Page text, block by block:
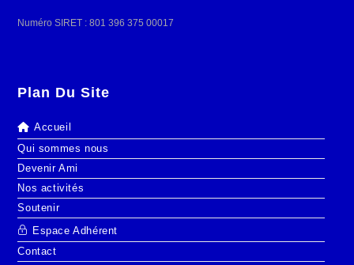
Numéro SIRET : 801 396 375 00017
Plan Du Site
Accueil
Qui sommes nous
Devenir Ami
Nos activités
Soutenir
Espace Adhérent
Contact